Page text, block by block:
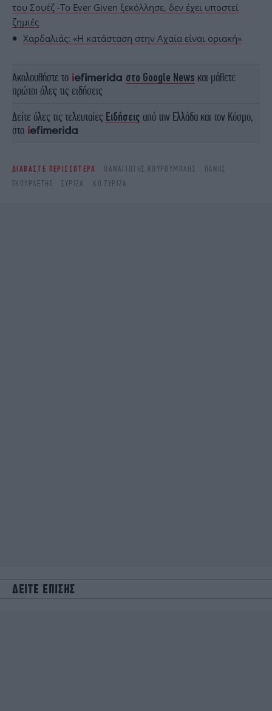
του Σουέζ -Το Ever Given ξεκόλλησε, δεν έχει υποστεί
ζημιές
Χαρδαλιάς: «Η κατάσταση στην Αχαΐα είναι οριακή»
Ακολουθήστε το στο Google News και μάθετε
πρώτοι όλες τις ειδήσεις
Δείτε όλες τις τελευταίες Ειδήσεις από την Ελλάδα και τον Κόσμο,
στο
ΔΙΑΒΑΣΤΕ ΠΕΡΙΣΣΟΤΕΡΑ ΠΑΝΑΓΙΏΤΗΣ ΚΟΥΡΟΥΜΠΛΉΣ
ΠΆΝΟΣ
ΣΚΟΥΡΛΈΤΗΣ
ΣΥΡΙΖΑ ΚΟ ΣΥΡΙΖΑ
ΔΕΙΤΕ ΕΠΙΣΗΣ